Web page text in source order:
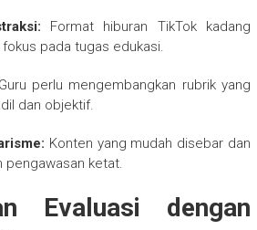
Format hiburan TikTok kadang
pada tugas edukasi.
Guru perlu mengembangkan rubrik yang
dan objektif.
Konten yang mudah disebar dan
pengawasan ketat.
Evaluasi dengan